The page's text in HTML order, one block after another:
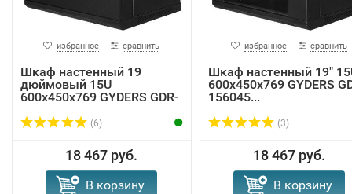
избранное сравнить
Шкаф настенный 19
дюймовый 15U
600х450х769 GYDERS GDR-
(6)
18 467 руб.
В корзину
избранное сравнить
Шкаф настенный 19"
600х450х769 GYDERS
156045...
(3)
18 467 руб.
В корзину